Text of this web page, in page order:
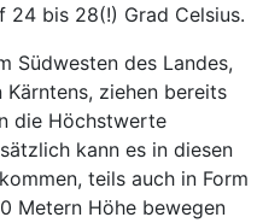
bis 28(!) Grad Celsius.
Südwesten des Landes,
ziehen bereits
die Höchstwerte
kann es in diesen
teils auch in Form
Metern Höhe bewegen